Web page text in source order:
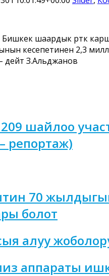
Бишкек шаардык өрткө
кесепетинен 2,3
дейт З.Альджанов
шайлоо
репортаж)
70
болот
аппараты